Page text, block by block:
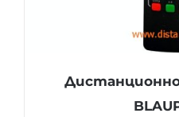
Дистанционно